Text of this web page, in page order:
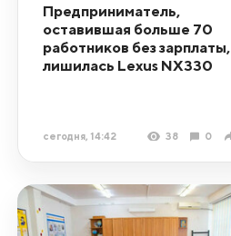
Предприниматель,
оставившая больше 70
работников без зарплаты,
лишилась Lexus NX330
сегодня, 14:42 38 0